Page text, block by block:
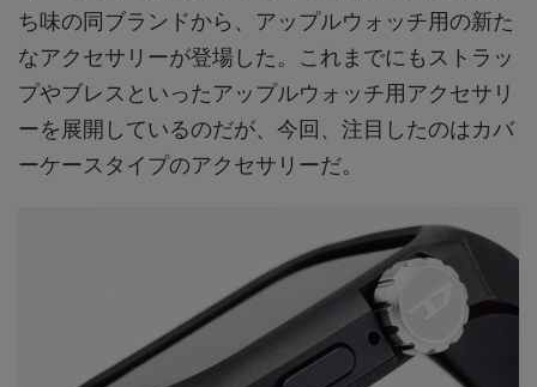
ち味の同ブランドから、アップルウォッチ用の新た
なアクセサリーが登場した。これまでにもストラッ
プやブレスといったアップルウォッチ用アクセサリ
ーを展開しているのだが、今回、注目したのはカバ
ーケースタイプのアクセサリーだ。